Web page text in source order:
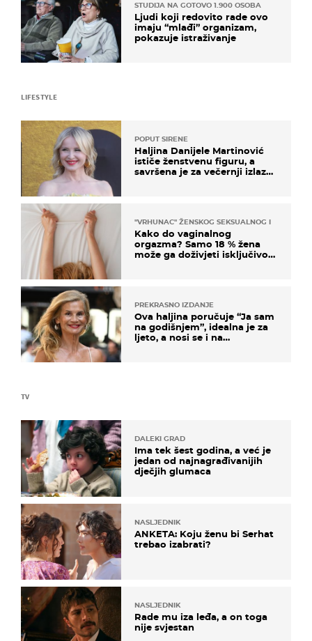
STUDIJA NA GOTOVO 1.900 OSOBA
Ljudi koji redovito rade ovo
imaju “mlađi” organizam,
pokazuje istraživanje
TV
DALEKI GRAD
Ima tek šest godina, a već je
jedan od najnagrađivanijih
dječjih glumaca
NASLJEDNIK
ANKETA: Koju ženu bi Serhat
trebao izabrati?
NASLJEDNIK
Rade mu iza leđa, a on toga
nije svjestan
LIFESTYLE
POPUT SIRENE
Haljina Danijele Martinović
ističe ženstvenu figuru, a
savršena je za večernji izlazak
"VRHUNAC" ŽENSKOG SEKSUALNOG ISKUSTVA
Kako do vaginalnog
orgazma? Samo 18 % žena
može ga doživjeti isključivo
PREKRASNO IZDANJE
Ova haljina poručuje “Ja sam
na godišnjem”, idealna je za
ljeto, a nosi se i na